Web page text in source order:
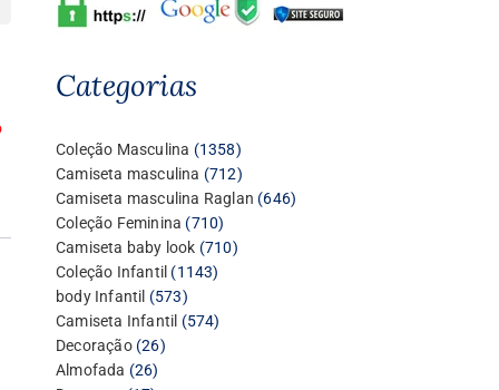
Categorias
Coleção Masculina 13581358
produtos
Camiseta masculina 712712
produtos
Camiseta masculina Raglan 646646
Coleção Feminina 710710
produtos
Camiseta baby look 710710
Coleção Infantil 11431143
body Infantil 573573
produtos
Camiseta Infantil 574574
Decoração 2626
Almofada 2626